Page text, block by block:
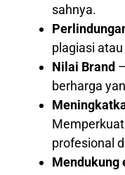
sahnya.
plagiasi
Nilai Brand
berharga
profesional
Mendukung